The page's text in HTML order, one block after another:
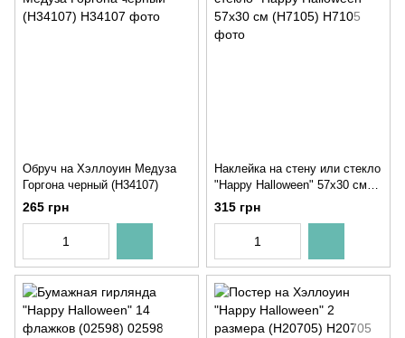
Обруч на Хэллоуин Медуза
Горгона черный (H34107)
265 грн
Наклейка на стену или стекло
"Happy Halloween" 57x30 cм
(H7105)
315 грн